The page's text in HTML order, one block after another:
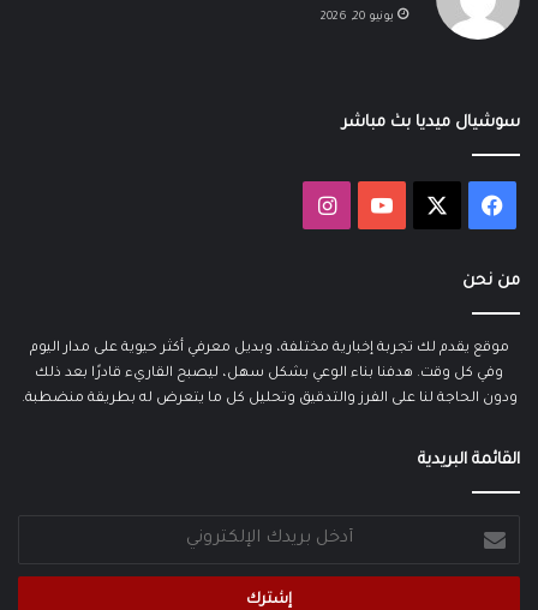
يونيو 20, 2026
سوشيال ميديا بث مباشر
فيسبوك ‫YouTubeانستقرام
من نحن
موقع يقدم لك تجربة إخبارية مختلفة، وبديل معرفي أكثر حيوية على مدار اليوم
وفي كل وقت. هدفنا بناء الوعي بشكل سهل، ليصبح القاريء قادرًا بعد ذلك
ودون الحاجة لنا على الفرز والتدقيق وتحليل كل ما يتعرض له بطريقة منضطبة.
القائمة البريدية
بريدك
الإلكتروني